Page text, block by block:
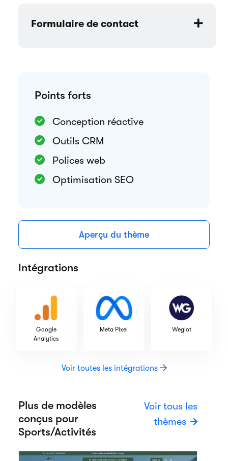
Formulaire de contact
Points forts
Conception réactive
Outils CRM
Polices web
Optimisation SEO
Aperçu du thème
Intégrations
Google
Analytics
Meta Pixel Weglot
Voir toutes les intégrations
Plus de modèles
conçus pour
Sports/Activités
Voir tous les
thèmes